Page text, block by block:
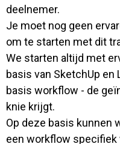
deelnemer.
Je moet nog geen
om te starten met dit
We starten altijd met
basis van SketchUp en
basis workflow - de
knie krijgt.
Op deze basis kunnen
een workflow